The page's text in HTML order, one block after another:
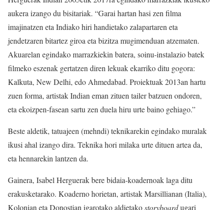
aukera izango du bisitariak. “Garai hartan hasi zen filma
imajinatzen eta Indiako hiri handietako zalapartaren eta
jendetzaren bitartez giroa eta bizitza mugimenduan atzematen.
Akuarelan egindako marrazkiekin batera, soinu-instalazio batek
filmeko eszenak gertatzen diren lekuak ekarriko ditu gogora:
Kalkuta, New Delhi, edo Ahmedabad. Proiektuak 2013an hartu
zuen forma, artistak Indian eman zituen tailer batzuen ondoren,
eta ekoizpen-fasean sartu zen duela hiru urte baino gehiago.”
Beste aldetik, tatuajeen (mehndi) teknikarekin egindako muralak
ikusi ahal izango dira. Teknika hori milaka urte dituen artea da,
eta hennarekin lantzen da.
Gainera, Isabel Herguerak bere bidaia-koadernoak laga ditu
erakusketarako. Koaderno horietan, artistak Marsillianan (Italia),
Kolonian eta Donostian igarotako aldietakostoryboardugari